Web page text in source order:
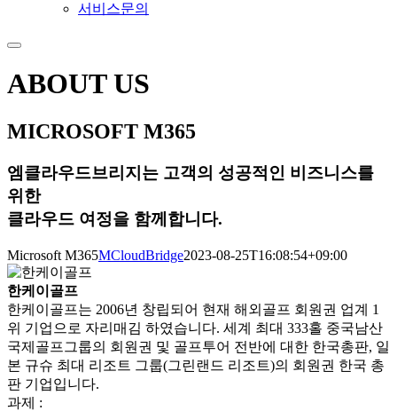
서비스문의
ABOUT US
MICROSOFT M365
엠클라우드브리지는 고객의 성공적인 비즈니스를
위한
클라우드 여정을 함께합니다.
Microsoft M365MCloudBridge2023-08-25T16:08:54+09:00
한케이골프
한케이골프는 2006년 창립되어 현재 해외골프 회원권 업계 1
위 기업으로 자리매김 하였습니다. 세계 최대 333홀 중국남산
국제골프그룹의 회원권 및 골프투어 전반에 대한 한국총판, 일
본 규슈 최대 리조트 그룹(그린랜드 리조트)의 회원권 한국 총
판 기업입니다.
과제 :